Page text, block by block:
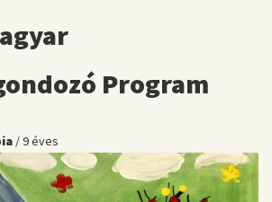
Program
/ 9 éves